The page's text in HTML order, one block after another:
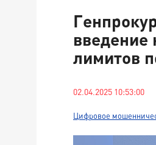
введение
лимитов
02.04.2025 10:53:00
Цифровое